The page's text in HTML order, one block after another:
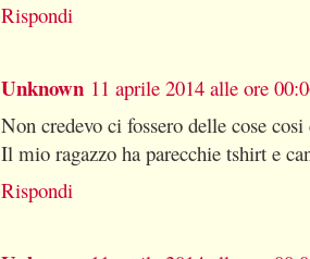
Rispondi
Unknown 11 aprile 2014 alle ore
Non credevo ci fossero delle cose
Il mio ragazzo ha parecchie tshirt e
Rispondi